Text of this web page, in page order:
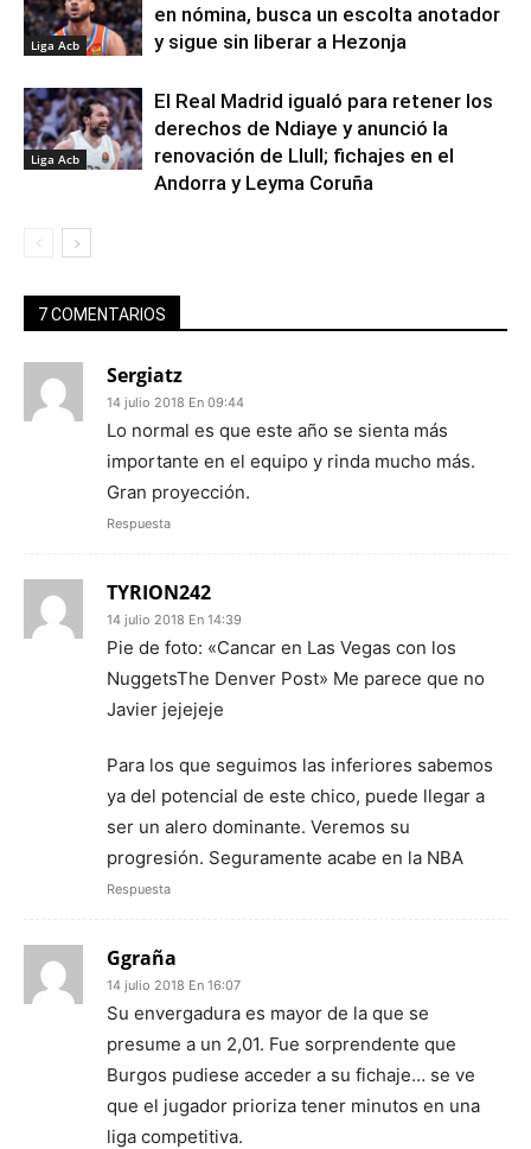
Liga Acb
en nómina, busca un escolta anotador
y sigue sin liberar a Hezonja
Liga Acb
El Real Madrid igualó para retener los
derechos de Ndiaye y anunció la
renovación de Llull; fichajes en el
Andorra y Leyma Coruña
7 COMENTARIOS
Sergiatz
14 julio 2018 En 09:44
Lo normal es que este año se sienta más
importante en el equipo y rinda mucho más.
Gran proyección.
Respuesta
TYRION242
14 julio 2018 En 14:39
Pie de foto: «Cancar en Las Vegas con los
NuggetsThe Denver Post» Me parece que no
Javier jejejeje
Para los que seguimos las inferiores sabemos
ya del potencial de este chico, puede llegar a
ser un alero dominante. Veremos su
progresión. Seguramente acabe en la NBA
Respuesta
Ggraña
14 julio 2018 En 16:07
Su envergadura es mayor de la que se
presume a un 2,01. Fue sorprendente que
Burgos pudiese acceder a su fichaje… se ve
que el jugador prioriza tener minutos en una
liga competitiva.